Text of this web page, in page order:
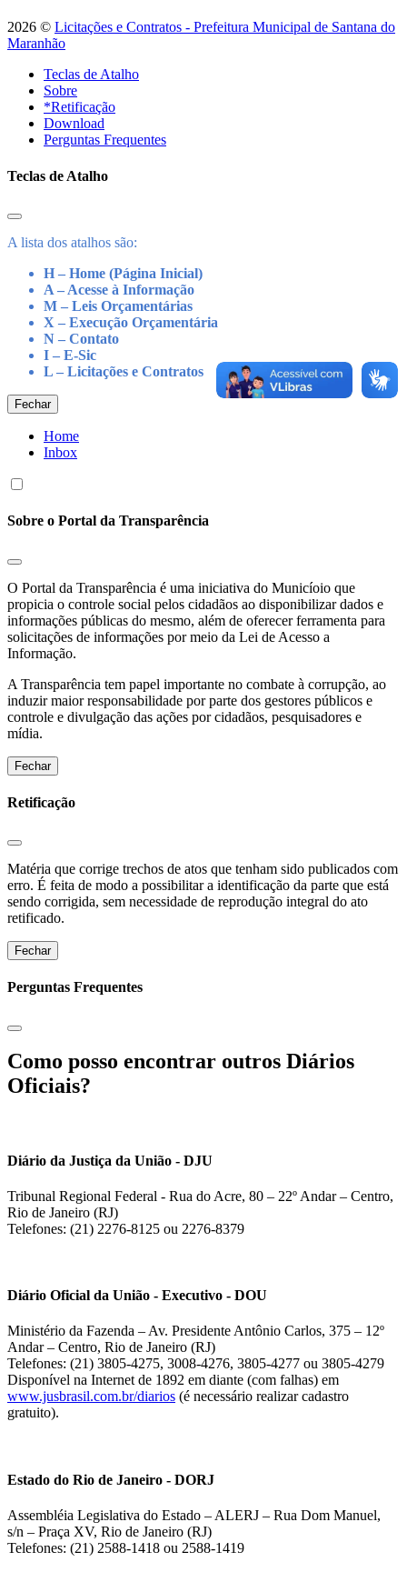
2026 © Licitações e Contratos - Prefeitura Municipal de Santana do
Maranhão
Teclas de Atalho
Sobre
*Retificação
Download
Perguntas Frequentes
Teclas de Atalho
A lista dos atalhos são:
H – Home (Página Inicial)
A – Acesse à Informação
M – Leis Orçamentárias
X – Execução Orçamentária
N – Contato
I – E-Sic
L – Licitações e Contratos
Fechar
Home
Inbox
Sobre o Portal da Transparência
O Portal da Transparência é uma iniciativa do Municíoio que
propicia o controle social pelos cidadãos ao disponibilizar dados e
informações públicas do mesmo, além de oferecer ferramenta para
solicitações de informações por meio da Lei de Acesso a
Informação.
A Transparência tem papel importante no combate à corrupção, ao
induzir maior responsabilidade por parte dos gestores públicos e
controle e divulgação das ações por cidadãos, pesquisadores e
mídia.
Fechar
Retificação
Matéria que corrige trechos de atos que tenham sido publicados com
erro. É feita de modo a possibilitar a identificação da parte que está
sendo corrigida, sem necessidade de reprodução integral do ato
retificado.
Fechar
Perguntas Frequentes
Como posso encontrar outros Diários
Oficiais?
Diário da Justiça da União - DJU
Tribunal Regional Federal - Rua do Acre, 80 – 22º Andar – Centro,
Rio de Janeiro (RJ)
Telefones: (21) 2276-8125 ou 2276-8379
Diário Oficial da União - Executivo - DOU
Ministério da Fazenda – Av. Presidente Antônio Carlos, 375 – 12º
Andar – Centro, Rio de Janeiro (RJ)
Telefones: (21) 3805-4275, 3008-4276, 3805-4277 ou 3805-4279
Disponível na Internet de 1892 em diante (com falhas) em
www.jusbrasil.com.br/diarios (é necessário realizar cadastro
gratuito).
Estado do Rio de Janeiro - DORJ
Assembléia Legislativa do Estado – ALERJ – Rua Dom Manuel,
s/n – Praça XV, Rio de Janeiro (RJ)
Telefones: (21) 2588-1418 ou 2588-1419